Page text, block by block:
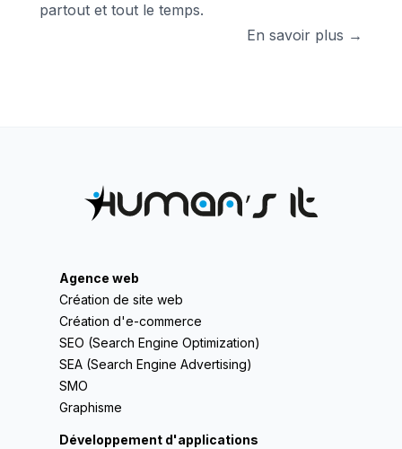
partout et tout le temps.
En savoir plus →
Agence web
Création de site web
Création d'e-commerce
SEO (Search Engine Optimization)
SEA (Search Engine Advertising)
SMO
Graphisme
Développement d'applications